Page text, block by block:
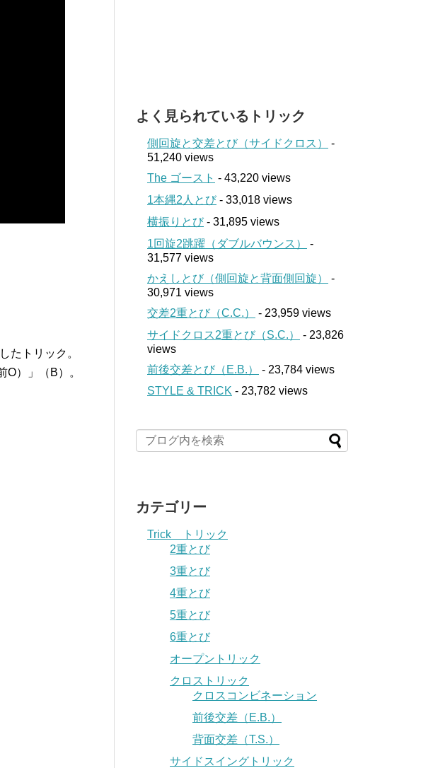
たトリック。
）」（B）。
よく見られているトリック
側回旋と交差とび（サイドクロス）
-
51,240 views
The ゴースト - 43,220 views
1本縄2人とび- 33,018 views
横振りとび- 31,895 views
1回旋2跳躍（ダブルバウンス）
-
31,577 views
かえしとび（側回旋と背面側回旋）
-
30,971 views
交差2重とび（C.C.）
- 23,959 views
サイドクロス2重とび（S.C.）
- 23,826
views
前後交差とび（E.B.）
- 23,784 views
STYLE & TRICK - 23,782 views
カテゴリー
Trick トリック
2重とび
3重とび
4重とび
5重とび
6重とび
オープントリック
クロストリック
クロスコンビネーション
前後交差（E.B.）
背面交差（T.S.）
サイドスイングトリック